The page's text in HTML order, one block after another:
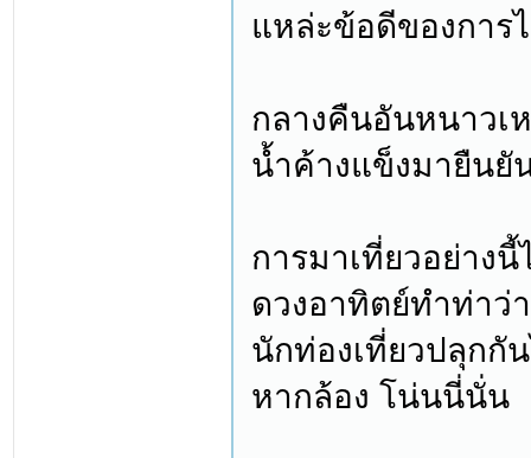
แหล่ะข้อดีของการ
กลางคืนอันหนาวเ
น้ำค้างแข็งมายืนยั
การมาเที่ยวอย่าง
ดวงอาทิตย์ทำท่าว่
นักท่องเที่ยวปลุกกั
หากล้อง โน่นนี่นั่น